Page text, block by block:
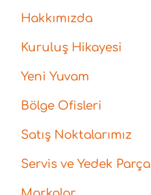
Hakkımızda
Kuruluş Hikayesi
Yeni Yuvam
Bölge Ofisleri
Satış Noktalarımız
Servis ve Yedek Parça